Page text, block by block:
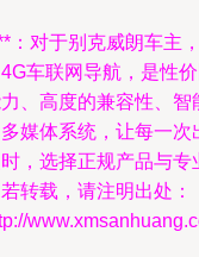
：对于别克威朗车主
车联网导航，是性
、高度的兼容性、
媒体系统，让每一
，选择正规产品与专
转载，请注明出处：